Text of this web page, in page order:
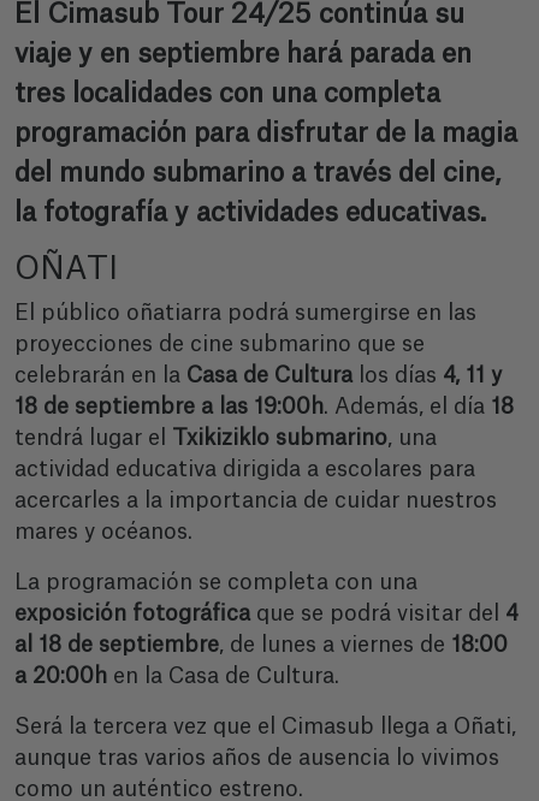
El Cimasub Tour 24/25 continúa su
viaje y en septiembre hará parada en
tres localidades con una completa
programación para disfrutar de la magia
del mundo submarino a través del cine,
la fotografía y actividades educativas.
OÑATI
El público oñatiarra podrá sumergirse en las
proyecciones de cine submarino que se
celebrarán en la Casa de Cultura los días 4, 11 y
18 de septiembre a las 19:00h. Además, el día 18
tendrá lugar el
Txikiziklo submarino, una
actividad educativa dirigida a escolares para
acercarles a la importancia de cuidar nuestros
mares y océanos.
La programación se completa con una
exposición fotográfica que se podrá visitar del 4
al 18 de septiembre, de lunes a viernes de 18:00
a 20:00h en la Casa de Cultura.
Será la tercera vez que el Cimasub llega a Oñati,
aunque tras varios años de ausencia lo vivimos
como un auténtico estreno.